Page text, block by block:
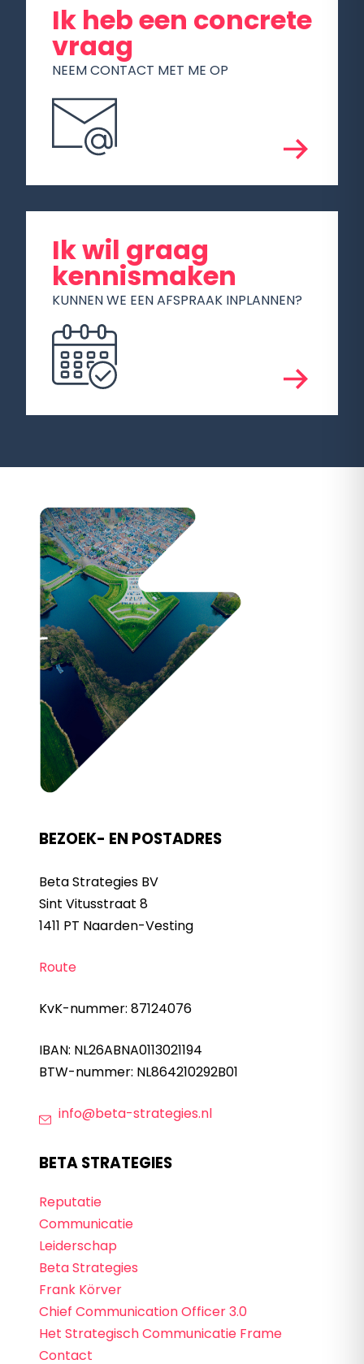
Ik heb een concrete
vraag
NEEM CONTACT MET ME OP
Ik wil graag
kennismaken
KUNNEN WE EEN AFSPRAAK INPLANNEN?
BEZOEK- EN POSTADRES
Beta Strategies BV
Sint Vitusstraat 8
1411 PT Naarden-Vesting
Route
KvK-nummer: 87124076
IBAN: NL26ABNA0113021194
BTW-nummer: NL864210292B01
info@beta-strategies.nl
BETA STRATEGIES
Reputatie
Communicatie
Leiderschap
Beta Strategies
Frank Körver
Chief Communication Officer 3.0
Het Strategisch Communicatie Frame
Contact